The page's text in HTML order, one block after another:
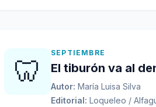
🦷
SEPTIEMBRE
El tiburón va al
Autor: María Luisa Silva
Editorial: Loqueleo /